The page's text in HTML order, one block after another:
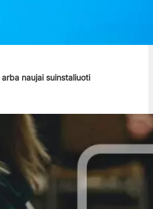
naujai suinstaliuoti